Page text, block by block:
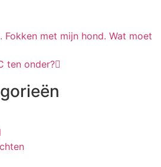
Fokken met mijn hond. Wat moet
ten onder?